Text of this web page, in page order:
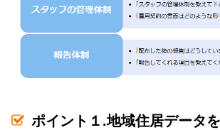
ポイント１.地域住居データ